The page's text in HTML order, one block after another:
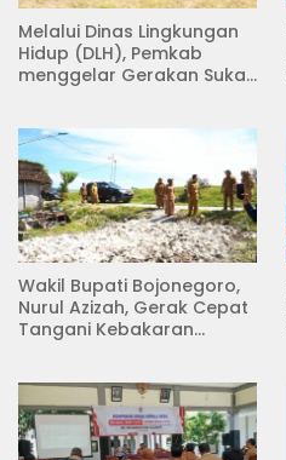
Melalui Dinas Lingkungan
Hidup (DLH), Pemkab
menggelar Gerakan Suka
Wakil Bupati Bojonegoro,
Nurul Azizah, Gerak Cepat
Tangani Kebakaran